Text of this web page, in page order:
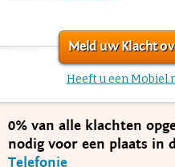
Meld uw Klacht
Heeft u een
0% van alle klachten
nodig voor een plaats in
Telefonie